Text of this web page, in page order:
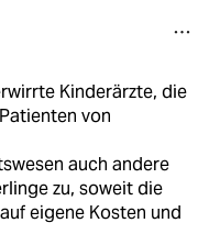
Kinderärzte, die
von
auch andere
zu, soweit die
eigene Kosten und